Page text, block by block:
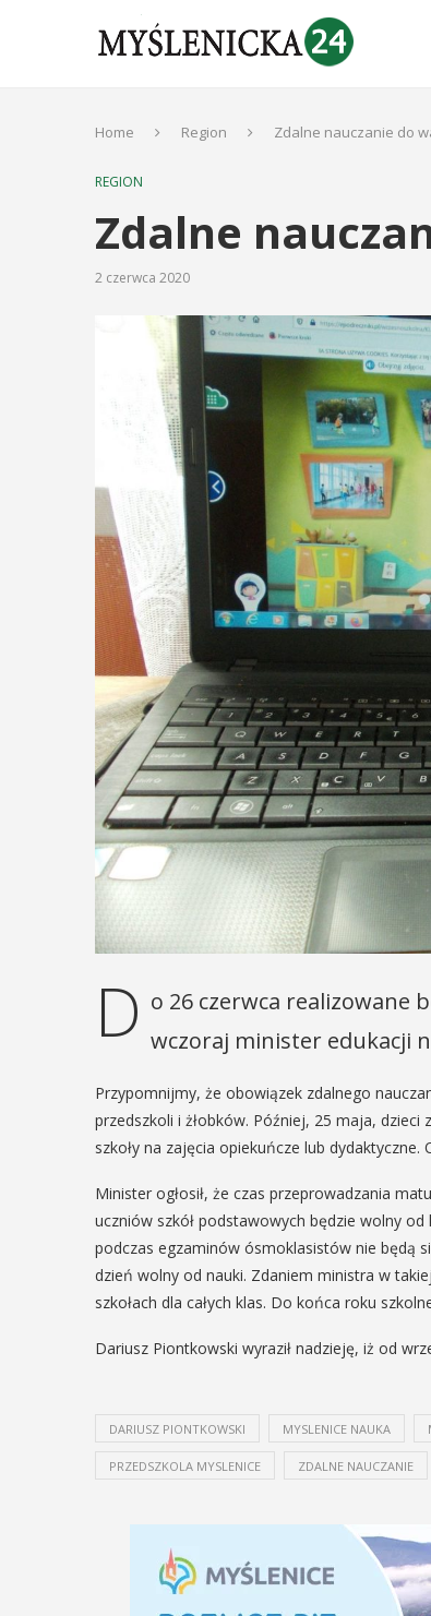
Home Region Zdalne nauczanie do
REGION
Zdalne
2 czerwca 2020
D o 26 czerwca realizowane
wczoraj minister edukacji
Przypomnijmy, że obowiązek zdalnego
przedszkoli i żłobków. Później, 25 maja,
szkoły na zajęcia opiekuńcze lub
Minister ogłosił, że czas przeprowadzania
uczniów szkół podstawowych będzie wolny od
podczas egzaminów ósmoklasistów nie będą
dzień wolny od nauki. Zdaniem ministra w
szkołach dla całych klas. Do końca roku
Dariusz Piontkowski wyraził nadzieję, iż od
DARIUSZ PIONTKOWSKI MYSLENICE NAUKA
PRZEDSZKOLA MYSLENICE ZDALNE NAUCZANIE
29
SIERPIEŃ
08:00 - 18:00